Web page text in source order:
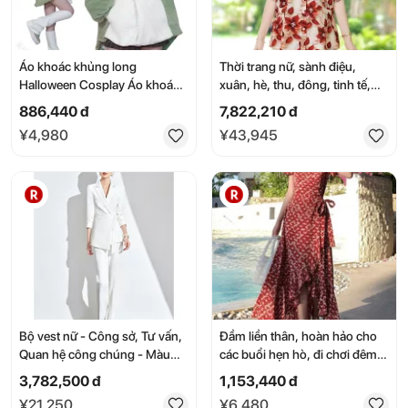
Áo khoác khủng long
Halloween Cosplay Áo khoác
lông xù ấm áp dễ thương cho
bé gái mùa thu đông cỡ lớn
màu xanh lá cây hồng xám cỡ
886,440 đ
¥4,980
Thời trang nữ, sành điệu,
xuân, hè, thu, đông, tinh tế,
cao cấp, dành cho quý bà, tiểu
thư, cô, bà vợ, quà tặng, mẹ,
thời trang hè, in họa tiết, áo sơ
sành điệu, áo voan, quần ống
rộng, bộ đồ hai mảnh
7,822,210 đ
¥43,945
Bộ vest nữ - Công sở, Tư vấn,
Quan hệ công chúng - Màu
đen, Chất lượng cao, Lễ tân,
Phỏng vấn, Áo khoác có thắt
3,782,500 đ
¥21,250
Đầm liền thân, hoàn hảo cho
các buổi hẹn hò, đi chơi đêm
với bạn bè, hẹn hò, kiểu dáng
thanh lịch, thời trang, giản dị,
1,153,440 đ
¥6,480